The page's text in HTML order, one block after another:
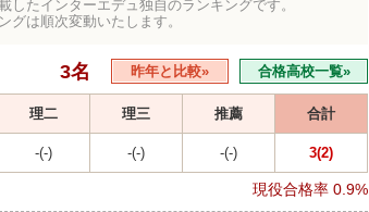
たインターエデュ独自のランキングです。
は順次変動いたします。
3名 昨年と比較» 合格高校一覧»
理二 理三 推薦 合計
-(-) -(-) -(-) 3(2)
現役合格率 0.9%